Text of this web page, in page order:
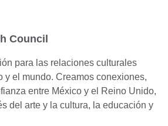
Council
para las relaciones culturales
y el mundo. Creamos conexiones,
entre México y el Reino Unido,
del arte y la cultura, la educación y